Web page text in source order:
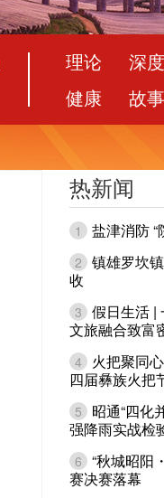
理论 深度
健康
故事
热新闻
1 盐津消防 “
2 镇雄罗坎
收
3 假日生活 |
文旅融合致富
4
火把聚同
四届彝族火把
5
昭通“四化
强降雨实战检
6 “秋城昭阳
赛决赛落幕